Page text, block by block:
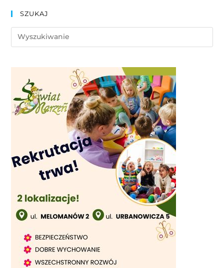
SZUKAJ